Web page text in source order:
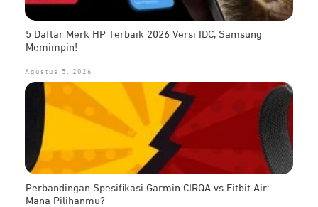
5 Daftar Merk HP Terbaik 2026 Versi IDC, Samsung
Memimpin!
Agustus 5, 2026
Perbandingan Spesifikasi Garmin CIRQA vs Fitbit Air:
Mana Pilihanmu?